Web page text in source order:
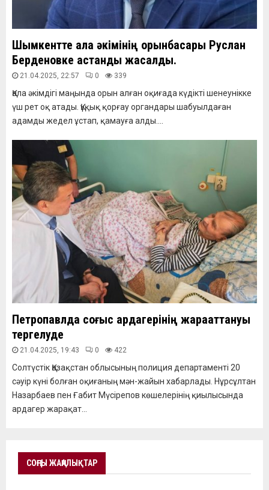
Шымкентте қала әкімінің орынбасары Руслан
Берденовке қастандық жасалды.
21.04.2025, 22:57 0 339
Қала әкімдігі маңында орын алған оқиғада күдікті шенеунікке
үш рет оқ атады. Құқық қорғау органдары шабуылдаған
адамды жедел ұстап, қамауға алды....
Петропавлда соғыс ардагерінің жарақаттануы
тергелуде
21.04.2025, 19:43 0 422
Солтүстік Қазақстан облысының полиция департаменті 20
сәуір күні болған оқиғаның мән-жайын хабарлады. Нұрсұлтан
Назарбаев пен Ғабит Мүсірепов көшелерінің қиылысында
ардагер жарақат...
СОҢҒЫ ЖАҢАЛЫҚТАР